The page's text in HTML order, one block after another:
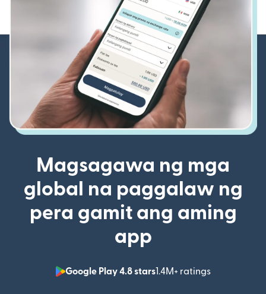
Magsagawa ng mga
global na paggalaw ng
pera gamit ang aming
app
Google Play 4.8 stars1.4M+ ratings
(bubukas